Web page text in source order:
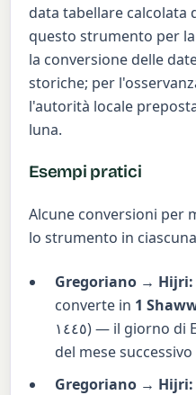
data tabellare calcolata
questo strumento per
la conversione delle
storiche; per
l'autorità locale
luna.
Esempi pratici
Alcune conversioni per
lo strumento in
Gregoriano → Hijri:
converte in 1
١٤٤٥) — il giorno di Eid al-Fitr, il primo giorno
del mese
Gregoriano → Hijri: